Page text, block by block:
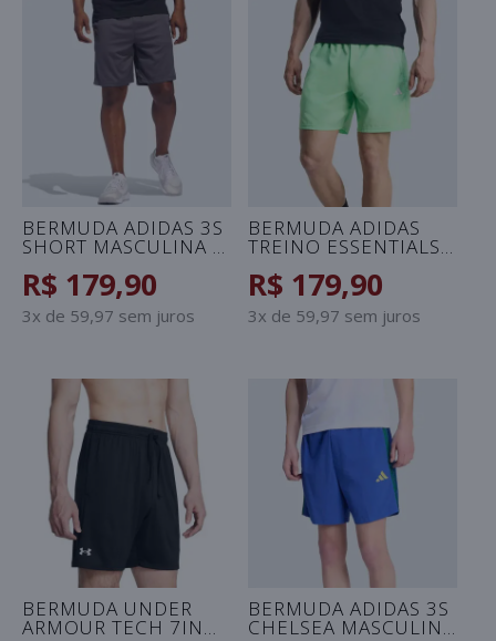
BERMUDA ADIDAS 3S
SHORT MASCULINA -
R$ 179,90
3x de 59,97 sem juros
BERMUDA ADIDAS
TREINO ESSENTIALS
VERDE
R$ 179,90
3x de 59,97 sem juros
BERMUDA UNDER
ARMOUR TECH 7IN
BERMUDA ADIDAS 3S
CHELSEA MASCULINA